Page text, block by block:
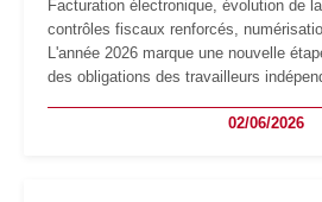
Facturation électronique, évolution de
contrôles fiscaux renforcés,
L'année 2026 marque une nouvelle
des obligations des travailleurs
les auto-entrepreneurs devront02/06/2026